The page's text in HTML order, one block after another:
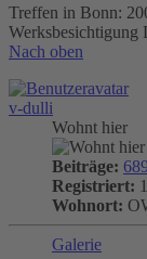
Treffen in Bonn:
Werksbesichtigung
Nach oben
v-dulli
Wohnt hier
Beiträge:
Registriert:
Wohnort:
Galerie